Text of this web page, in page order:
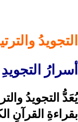
التجويدُ
أسرارُ
يُعَدُّ التجويدُ
بقراءةِ القرآنِ